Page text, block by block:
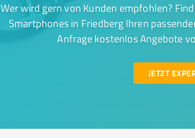
Wer wird gern von Kunden empfohlen?
Smartphones in Friedberg Ihren
Anfrage kostenlos Angebote
JETZT